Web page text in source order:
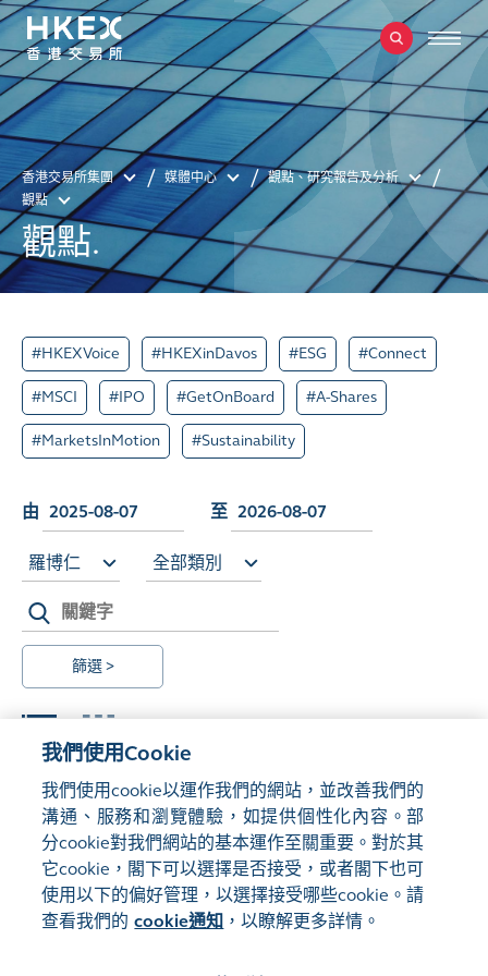
香港交易所集團 媒體中心
觀點、研究報告及分析
觀點
觀點.
#HKEXVoice #HKEXinDavos #ESG #Connect
#MSCI #IPO #GetOnBoard #A-Shares
#MarketsInMotion #Sustainability
由 至
羅博仁 全部類別
篩選 >
Load More
管理偏好
我們使用Cookie
我們使用cookie以運作我們的網站，並改善我們的
溝通、服務和瀏覽體驗，如提供個性化內容。部
分cookie對我們網站的基本運作至關重要。對於其
它cookie，閣下可以選擇是否接受，或者閣下也可
使用以下的偏好管理，以選擇接受哪些cookie。請
查看我們的 cookie通知 ，以瞭解更多詳情。